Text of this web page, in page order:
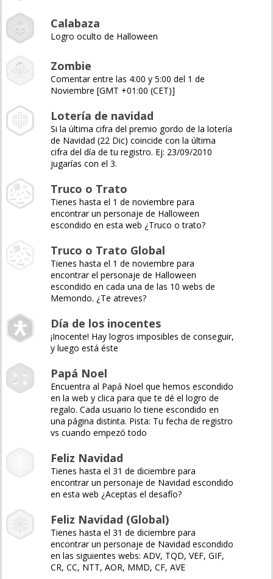
Calabaza
Logro oculto de Halloween
Zombie
Comentar entre las 4:00 y 5:00 del 1 de
Noviembre [GMT +01:00 (CET)]
Lotería de navidad
Si la última cifra del premio gordo de la lotería
de Navidad (22 Dic) coincide con la última
cifra del día de tu registro. Ej: 23/09/2010
jugarías con el 3.
Truco o Trato
Tienes hasta el 1 de noviembre para
encontrar un personaje de Halloween
escondido en esta web ¿Truco o trato?
Truco o Trato Global
Tienes hasta el 1 de noviembre para
encontrar el personaje de Halloween
escondido en cada una de las 10 webs de
Memondo. ¿Te atreves?
Día de los inocentes
¡Inocente! Hay logros imposibles de conseguir,
y luego está éste
Papá Noel
Encuentra al Papá Noel que hemos escondido
en la web y clica para que te dé el logro de
regalo. Cada usuario lo tiene escondido en
una página distinta. Pista: Tu fecha de registro
vs cuando empezó todo
Feliz Navidad
Tienes hasta el 31 de diciembre para
encontrar un personaje de Navidad escondido
en esta web ¿Aceptas el desafío?
Feliz Navidad (Global)
Tienes hasta el 31 de diciembre para
encontrar un personaje de Navidad escondido
en las siguientes webs: ADV, TQD, VEF, GIF,
CR, CC, NTT, AOR, MMD, CF, AVE